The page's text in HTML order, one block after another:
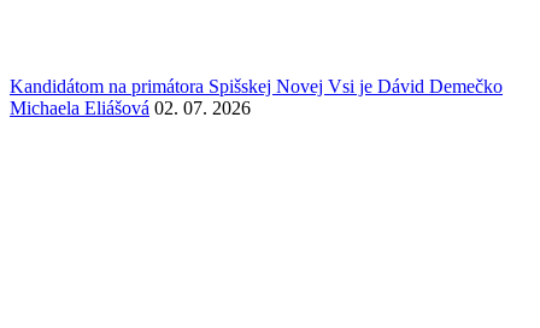
Kandidátom na primátora Spišskej Novej Vsi je Dávid Demečko
Michaela Eliášová 02. 07. 2026